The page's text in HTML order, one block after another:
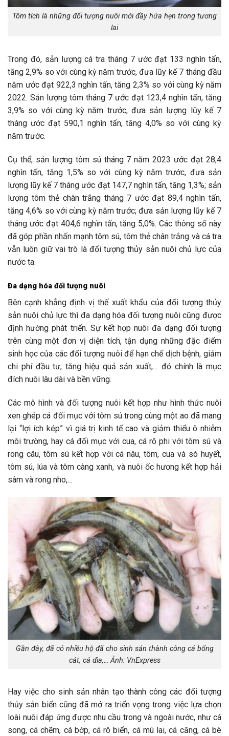
Tôm tích là những đối tượng nuôi mới đầy hứa hẹn trong tương
lai
Trong đó, sản lượng cá tra tháng 7 ước đạt 133 nghìn tấn,
tăng 2,9% so với cùng kỳ năm trước, đưa lũy kế 7 tháng đầu
năm ước đạt 922,3 nghìn tấn, tăng 2,3% so với cùng kỳ năm
2022. Sản lượng tôm tháng 7 ước đạt 123,4 nghìn tấn, tăng
3,9% so với cùng kỳ năm trước, đưa sản lượng lũy kế 7
tháng ước đạt 590,1 nghìn tấn, tăng 4,0% so với cùng kỳ
năm trước.
Cụ thể, sản lượng tôm sú tháng 7 năm 2023 ước đạt 28,4
nghìn tấn, tăng 1,5% so với cùng kỳ năm trước, đưa sản
lượng lũy kế 7 tháng ước đạt 147,7 nghìn tấn, tăng 1,3%; sản
lượng tôm thẻ chân trắng tháng 7 ước đạt 89,4 nghìn tấn,
tăng 4,6% so với cùng kỳ năm trước; đưa sản lượng lũy kế 7
tháng ước đạt 404,6 nghìn tấn, tăng 5,0%. Các thông số này
đã góp phần nhấn mạnh tôm sú, tôm thẻ chân trắng và cá tra
vẫn luôn giữ vai trò là đối tượng thủy sản nuôi chủ lực của
nước ta.
Đa dạng hóa đối tượng nuôi
Bên cạnh khẳng định vị thế xuất khẩu của đối tượng thủy
sản nuôi chủ lực thì đa dạng hóa đối tượng nuôi cũng được
định hướng phát triển. Sự kết hợp nuôi đa dạng đối tượng
trên cùng một đơn vị diện tích, tận dụng những đặc điểm
sinh học của các đối tượng nuôi để hạn chế dịch bệnh, giảm
chi phí đầu tư, tăng hiệu quả sản xuất,… đó chính là mục
đích nuôi lâu dài và bền vững.
Các mô hình và đối tượng nuôi kết hợp như hình thức nuôi
xen ghép cá đối mục với tôm sú trong cùng một ao đã mang
lại “lợi ích kép” vì giá trị kinh tế cao và giảm thiểu ô nhiễm
môi trường, hay cá đối mục với cua, cá rô phi với tôm sú và
rong câu, tôm sú kết hợp với cá nâu, tôm, cua và sò huyết,
tôm sú, lúa và tôm càng xanh, và nuôi ốc hương kết hợp hải
sâm và rong nho,…
Gần đây, đã có nhiều hộ đã cho sinh sản thành công cá bống
cát, cá dìa,… Ảnh: VnExpress
Hay việc cho sinh sản nhân tạo thành công các đối tượng
thủy sản biển cũng đã mở ra triển vọng trong việc lựa chọn
loài nuôi đáp ứng được nhu cầu trong và ngoài nước, như cá
song, cá chẽm, cá bớp, cá rô biển, cá mú lai, cá căng, cá bè